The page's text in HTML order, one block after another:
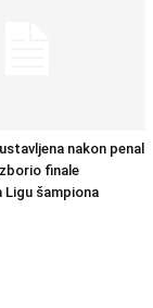
nakon penal
finale
Ligu šampiona